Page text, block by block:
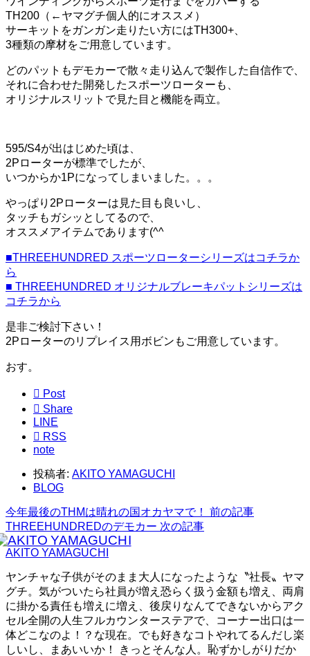
TH200（←ヤマグチ個人的にオススメ）
サーキットをガンガン走りたい方にはTH300+、
3種類の摩材をご用意しています。
どのパットもデモカーで散々走り込んで製作した自信作で、
それに合わせた開発したスポーツローターも、
オリジナルスリットで見た目と機能を両立。
595/S4が出はじめた頃は、
2Pローターが標準でしたが、
いつからか1Pになってしまいました。。。
やっぱり2Pローターは見た目も良いし、
タッチもガシッとしてるので、
オススメアイテムであります(^^ゞ
■THREEHUNDRED スポーツローターシリーズはコチラか
ら
■ THREEHUNDRED オリジナルブレーキパットシリーズは
コチラから
是非ご検討下さい！
2Pローターのリプレイス用ボビンもご用意しています。
おす。
 Post
 Share
LINE
 RSS
note
投稿者: AKITO YAMAGUCHI
BLOG
今年最後のTHMは晴れの国オカヤマで！
前の記事
THREEHUNDREDのデモカー 次の記事
AKITO YAMAGUCHI
ヤンチャな子供がそのまま大人になったような〝社長〟ヤマ
グチ。気がついたら社員が増え恐らく扱う金額も増え、両肩
に掛かる責任も増えに増え、後戻りなんてできないからアク
セル全開の人生フルカウンターステアで、コーナー出口は一
体どこなのよ！？な現在。でも好きなコトやれてるんだし楽
しいし、まあいいか！ きっとそんな人。恥ずかしがりだか